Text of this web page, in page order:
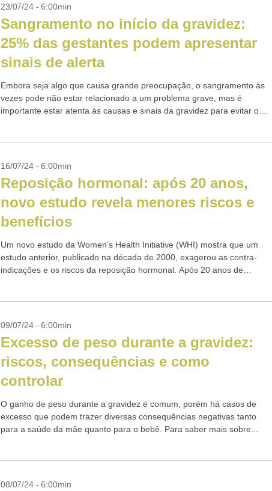
23/07/24 - 6:00min
Sangramento no início da gravidez:
25% das gestantes podem apresentar
sinais de alerta
Embora seja algo que causa grande preocupação, o sangramento às
vezes pode não estar relacionado a um problema grave, mas é
importante estar atenta às causas e sinais da gravidez para evitar o
16/07/24 - 6:00min
Reposição hormonal: após 20 anos,
novo estudo revela menores riscos e
benefícios
Um novo estudo da Women’s Health Initiative (WHI) mostra que um
estudo anterior, publicado na década de 2000, exagerou as contra-
indicações e os riscos da reposição hormonal. Após 20 anos de
09/07/24 - 6:00min
Excesso de peso durante a gravidez:
riscos, consequências e como
controlar
O ganho de peso durante a gravidez é comum, porém há casos de
excesso que podem trazer diversas consequências negativas tanto
para a saúde da mãe quanto para o bebê. Para saber mais sobre...
08/07/24 - 6:00min